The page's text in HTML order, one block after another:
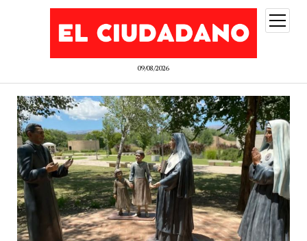
09/08/2026
abrir
menú